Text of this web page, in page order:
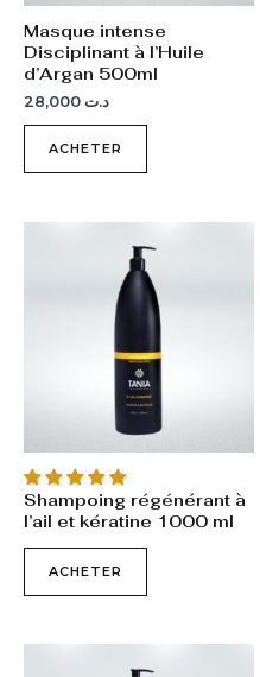
Masque intense
Disciplinant à l’Huile
d’Argan 500ml
د.ت
ACHETER
Shampoing régénérant à
l’ail et kératine 1000 ml
ACHETER